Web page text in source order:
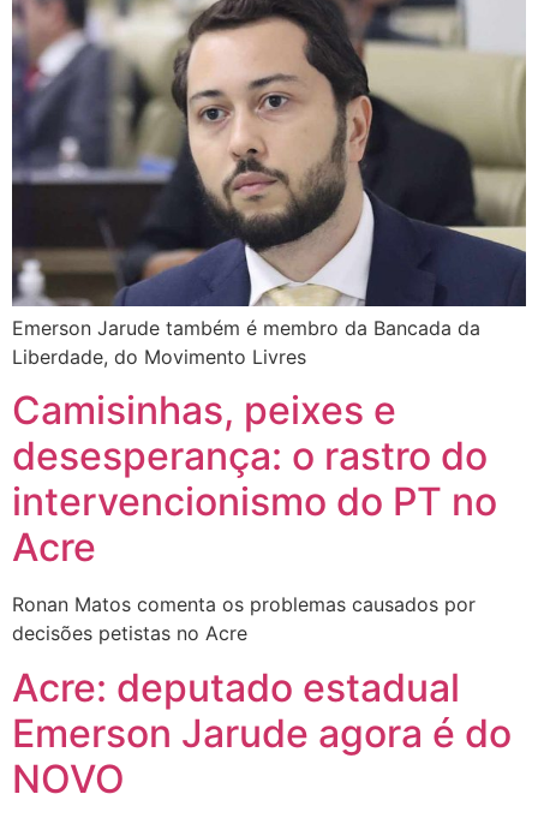
Emerson Jarude também é membro da Bancada da
Liberdade, do Movimento Livres
Camisinhas, peixes e
desesperança: o rastro do
intervencionismo do PT no
Acre
Ronan Matos comenta os problemas causados por
decisões petistas no Acre
Acre: deputado estadual
Emerson Jarude agora é do
NOVO